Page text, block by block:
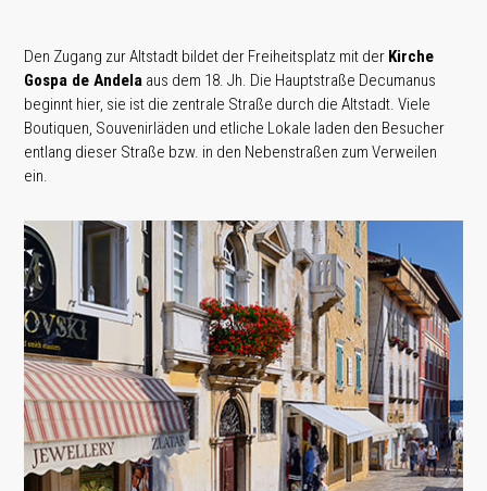
Den Zugang zur Altstadt bildet der Freiheitsplatz mit der Kirche
Gospa de Andela aus dem 18. Jh. Die Hauptstraße Decumanus
beginnt hier, sie ist die zentrale Straße durch die Altstadt. Viele
Boutiquen, Souvenirläden und etliche Lokale laden den Besucher
entlang dieser Straße bzw. in den Nebenstraßen zum Verweilen
ein.